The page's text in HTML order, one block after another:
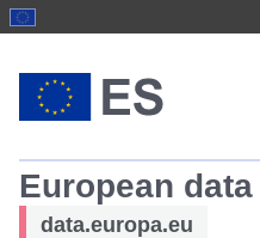
European data
data.europa.eu